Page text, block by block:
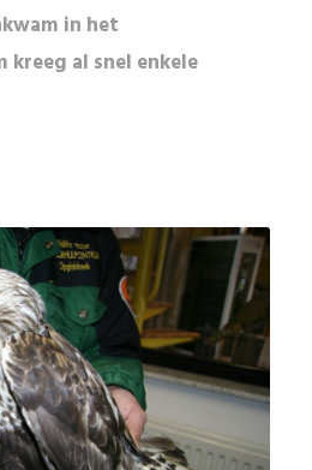
in het
al snel enkele